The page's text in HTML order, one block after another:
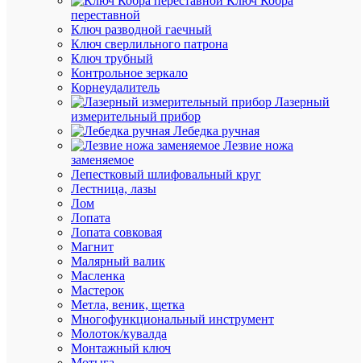
переставной
Ключ разводной гаечный
Ключ сверлильного патрона
Ключ трубный
Контрольное зеркало
Корнеудалитель
Лазерный
измерительный прибор
Лебедка ручная
Лезвие ножа
заменяемое
Лепестковый шлифовальный круг
Лестница, лазы
Лом
Лопата
Лопата совковая
Магнит
Малярный валик
Масленка
Мастерок
Метла, веник, щетка
Многофункциональный инструмент
Молоток/кувалда
Монтажный ключ